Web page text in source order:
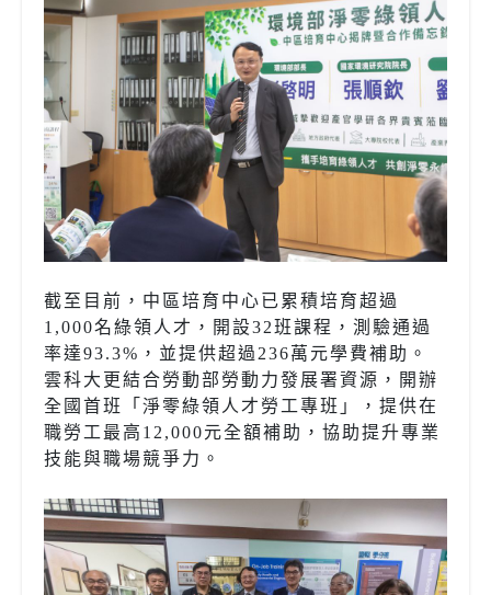
截至目前，中區培育中心已累積培育超過
1,000名綠領人才，開設32班課程，測驗通過
率達93.3%，並提供超過236萬元學費補助。
雲科大更結合勞動部勞動力發展署資源，開辦
全國首班「淨零綠領人才勞工專班」，提供在
職勞工最高12,000元全額補助，協助提升專業
技能與職場競爭力。